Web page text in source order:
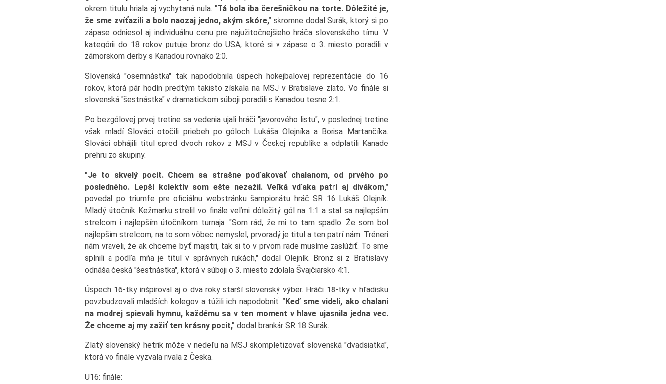
okrem titulu hriala aj vychytaná nula. "Tá bola iba čerešničkou na torte. Dôležité je,
že sme zvíťazili a bolo naozaj jedno, akým skóre," skromne dodal Surák, ktorý si po
zápase odniesol aj individuálnu cenu pre najužitočnejšieho hráča slovenského tímu. V
kategórii do 18 rokov putuje bronz do USA, ktoré si v zápase o 3. miesto poradili v
zámorskom derby s Kanadou rovnako 2:0.
Slovenská "osemnástka" tak napodobnila úspech hokejbalovej reprezentácie do 16
rokov, ktorá pár hodín predtým takisto získala na MSJ v Bratislave zlato. Vo finále si
slovenská "šestnástka" v dramatickom súboji poradili s Kanadou tesne 2:1.
Po bezgólovej prvej tretine sa vedenia ujali hráči "javorového listu", v poslednej tretine
však mladí Slováci otočili priebeh po góloch Lukáša Olejníka a Borisa Martančíka.
Slováci obhájili titul spred dvoch rokov z MSJ v Českej republike a odplatili Kanade
prehru zo skupiny.
"Je to skvelý pocit. Chcem sa strašne poďakovať chalanom, od prvého po
posledného. Lepší kolektív som ešte nezažil. Veľká vďaka patrí aj divákom,"
povedal po triumfe pre oficiálnu webstránku šampionátu hráč SR 16 Lukáš Olejník.
Mladý útočník Kežmarku strelil vo finále veľmi dôležitý gól na 1:1 a stal sa najlepším
strelcom i najlepším útočníkom turnaja. "Som rád, že mi to tam spadlo. Že som bol
najlepším strelcom, na to som vôbec nemyslel, prvoradý je titul a ten patrí nám. Tréneri
nám vraveli, že ak chceme byť majstri, tak si to v prvom rade musíme zaslúžiť. To sme
splnili a podľa mňa je titul v správnych rukách," dodal Olejník. Bronz si z Bratislavy
odnáša česká "šestnástka", ktorá v súboji o 3. miesto zdolala Švajčiarsko 4:1.
Úspech 16-tky inšpiroval aj o dva roky starší slovenský výber. Hráči 18-tky v hľadisku
povzbudzovali mladších kolegov a túžili ich napodobniť. "Keď sme videli, ako chalani
na modrej spievali hymnu, každému sa v ten moment v hlave ujasnila jedna vec.
Že chceme aj my zažiť ten krásny pocit," dodal brankár SR 18 Surák.
Zlatý slovenský hetrik môže v nedeľu na MSJ skompletizovať slovenská "dvadsiatka",
ktorá vo finále vyzvala rivala z Česka.
U16: finále: